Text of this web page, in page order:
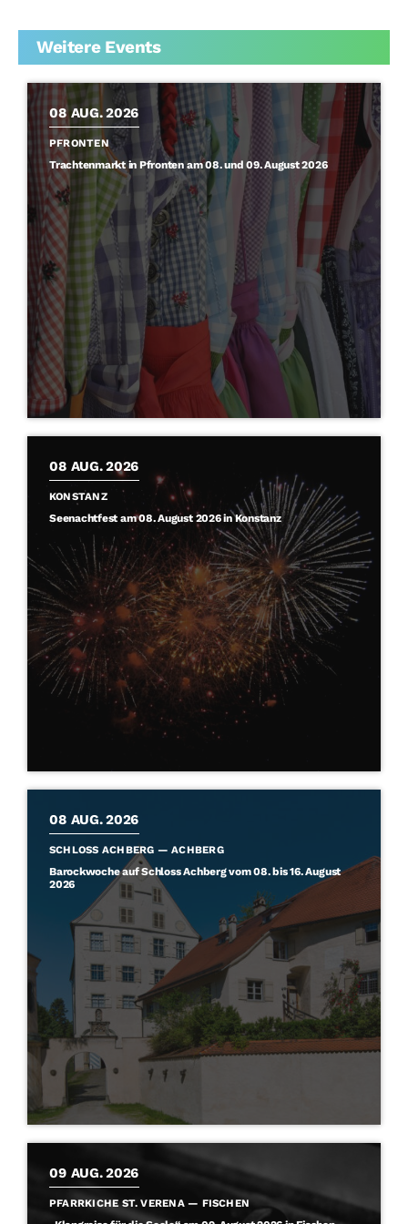
Weitere Events
08 AUG. 2026
PFRONTEN
Trachtenmarkt in Pfronten am 08. und 09. August 2026
08 AUG. 2026
KONSTANZ
Seenachtfest am 08. August 2026 in Konstanz
08 AUG. 2026
SCHLOSS ACHBERG — ACHBERG
Barockwoche auf Schloss Achberg vom 08. bis 16. August
2026
09 AUG. 2026
PFARRKICHE ST. VERENA — FISCHEN